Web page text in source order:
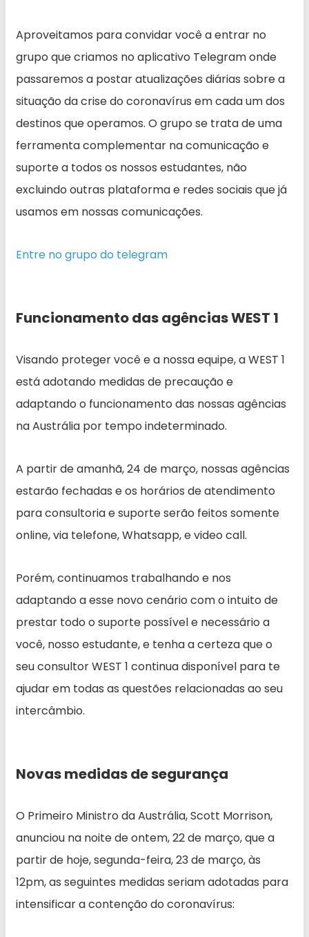
Aproveitamos para convidar você a entrar no
grupo que criamos no aplicativo Telegram onde
passaremos a postar atualizações diárias sobre a
situação da crise do coronavírus em cada um dos
destinos que operamos. O grupo se trata de uma
ferramenta complementar na comunicação e
suporte a todos os nossos estudantes, não
excluindo outras plataforma e redes sociais que já
usamos em nossas comunicações.
Entre no grupo do telegram
Funcionamento das agências WEST 1
Visando proteger você e a nossa equipe, a WEST 1
está adotando medidas de precaução e
adaptando o funcionamento das nossas agências
na Austrália por tempo indeterminado.
A partir de amanhã, 24 de março, nossas agências
estarão fechadas e os horários de atendimento
para consultoria e suporte serão feitos somente
online, via telefone, Whatsapp, e video call.
Porém, continuamos trabalhando e nos
adaptando a esse novo cenário com o intuito de
prestar todo o suporte possível e necessário a
você, nosso estudante, e tenha a certeza que o
seu consultor WEST 1 continua disponível para te
ajudar em todas as questões relacionadas ao seu
intercâmbio.
Novas medidas de segurança
O Primeiro Ministro da Austrália, Scott Morrison,
anunciou na noite de ontem, 22 de março, que a
partir de hoje, segunda-feira, 23 de março, às
12pm, as seguintes medidas seriam adotadas para
intensificar a contenção do coronavírus: